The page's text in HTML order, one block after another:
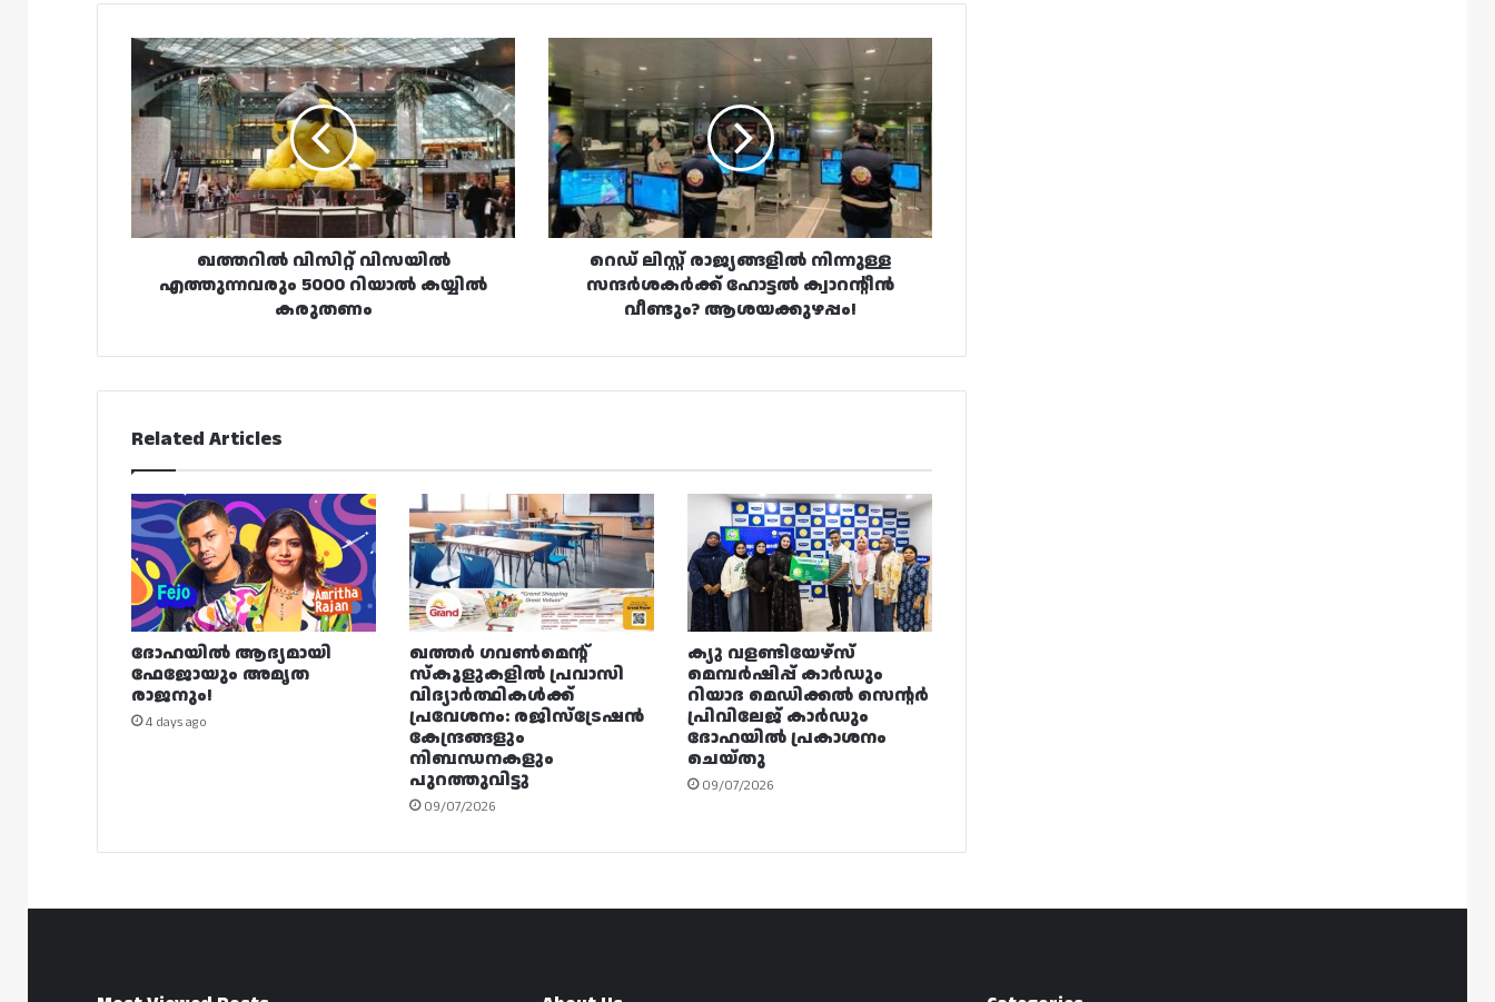
ഖത്തറിൽ
വിസിറ്റ്
വിസയിൽ
എത്തുന്നവരും
റിയാൽ
കയ്യിൽ
കരുതണം
ഖത്തറിൽ വിസിറ്റ് വിസയിൽ
എത്തുന്നവരും 5000 റിയാൽ കയ്യിൽ
കരുതണം
റെഡ്
ലിസ്റ്റ്
രാജ്യങ്ങളിൽ
നിന്നുള്ള
സന്ദർശകർക്ക്
ഹോട്ടൽ
ക്വാറന്റീൻ
വീണ്ടും?
ആശയക്കുഴപ്പം!
റെഡ് ലിസ്റ്റ് രാജ്യങ്ങളിൽ നിന്നുള്ള
സന്ദർശകർക്ക് ഹോട്ടൽ ക്വാറന്റീൻ
വീണ്ടും? ആശയക്കുഴപ്പം!
Related Articles
ദോഹയിൽ ആദ്യമായി
ഫേജോയും അമൃത
രാജനും!
4 days ago
ഖത്തർ ഗവൺമെന്റ്
സ്കൂളുകളിൽ പ്രവാസി
വിദ്യാർത്ഥികൾക്ക്
പ്രവേശനം: രജിസ്ട്രേഷൻ
കേന്ദ്രങ്ങളും
നിബന്ധനകളും
പുറത്തുവിട്ടു
09/07/2026
ക്യു വളണ്ടിയേഴ്‌സ്
മെമ്പർഷിപ്പ് കാർഡും
റിയാദ മെഡിക്കൽ സെന്റർ
പ്രിവിലേജ് കാർഡും
ദോഹയിൽ പ്രകാശനം
ചെയ്തു
09/07/2026